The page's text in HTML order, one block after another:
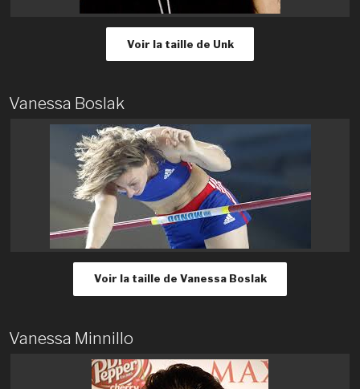
Voir la taille de Unk
Vanessa Boslak
Voir la taille de Vanessa Boslak
Vanessa Minnillo